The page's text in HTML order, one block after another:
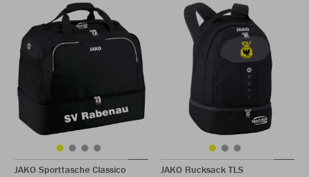
JAKO Sporttasche Classico
JAKO Rucksack TLS